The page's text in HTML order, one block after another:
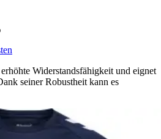
Widerstandsfähigkeit und eignet
seiner Robustheit kann es